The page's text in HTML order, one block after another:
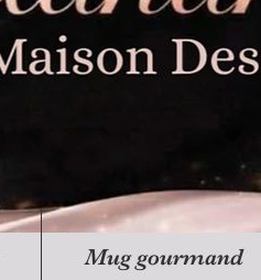
Mug gourmand